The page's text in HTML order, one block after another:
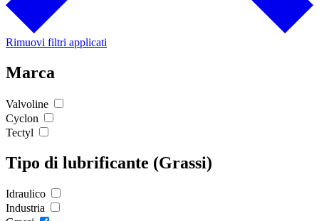
Rimuovi filtri applicati
Marca
Valvoline
Cyclon
Tectyl
Tipo di lubrificante (Grassi)
Idraulico
Industria